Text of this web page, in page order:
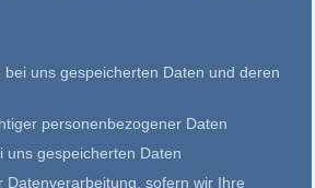
uns gespeicherten Daten und deren
personenbezogener Daten
uns gespeicherten Daten
Datenverarbeitung, sofern wir Ihre